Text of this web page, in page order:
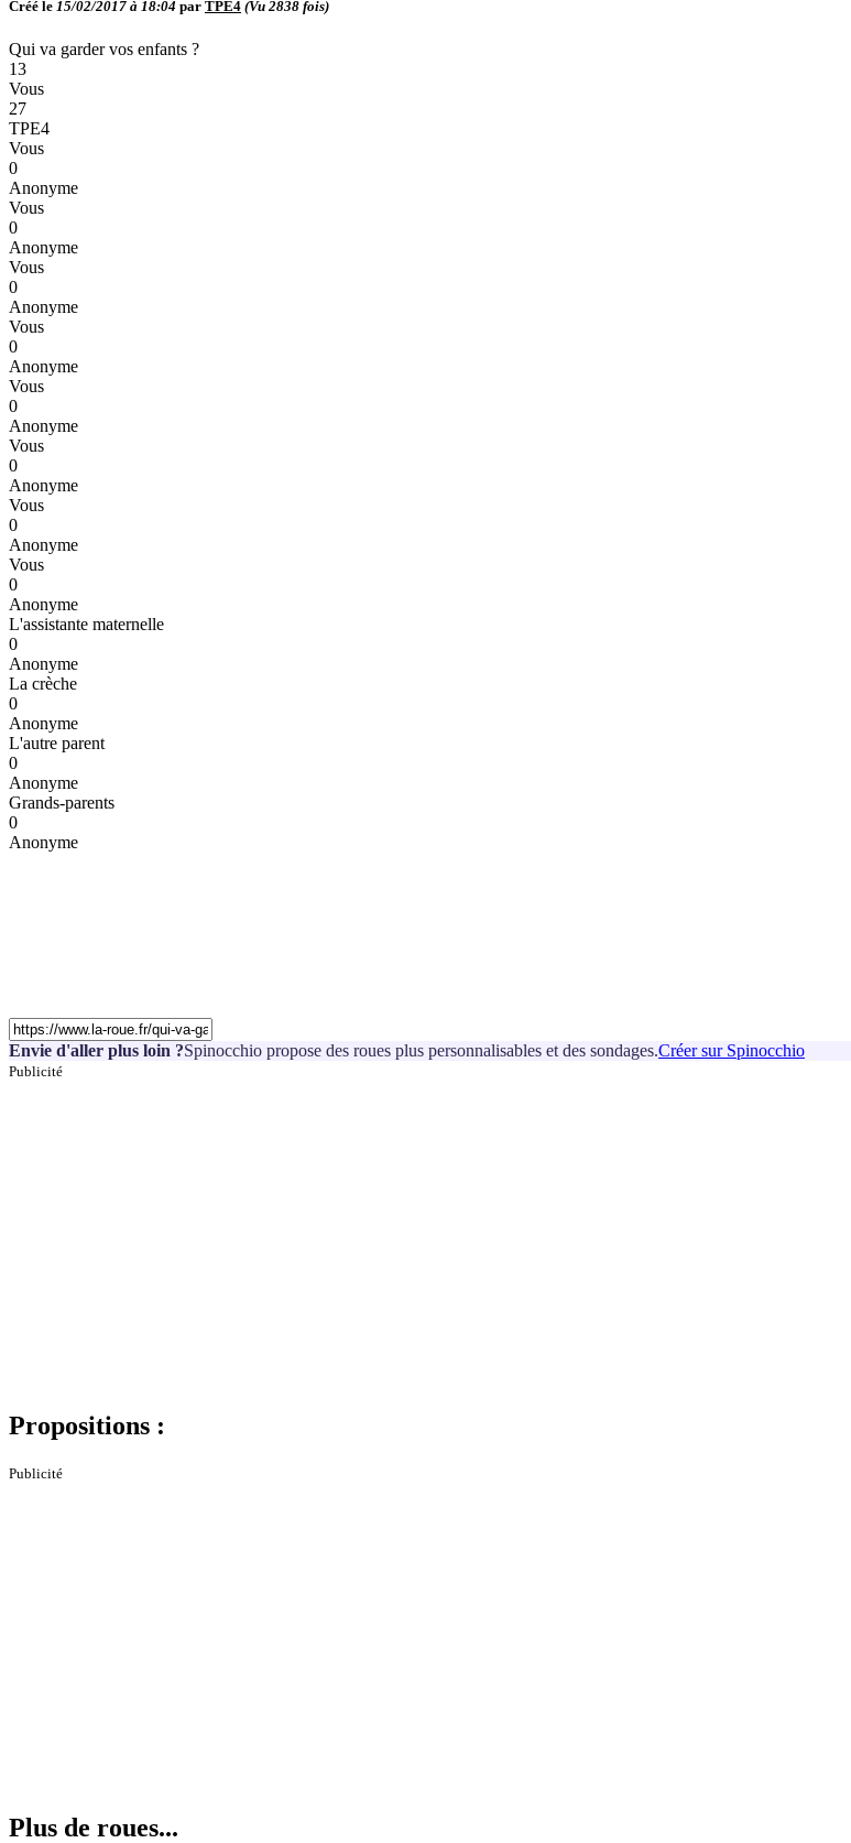
Créé le 15/02/2017 à 18:04 par TPE4 (Vu 2838 fois)
Qui va garder vos enfants ?
13
Vous
27
TPE4
Vous
0
Anonyme
Vous
0
Anonyme
Vous
0
Anonyme
Vous
0
Anonyme
Vous
0
Anonyme
Vous
0
Anonyme
Vous
0
Anonyme
Vous
0
Anonyme
L'assistante maternelle
0
Anonyme
La crèche
0
Anonyme
L'autre parent
0
Anonyme
Grands-parents
0
Anonyme
Envie d'aller plus loin ?Spinocchio propose des roues plus personnalisables et des sondages.Créer sur Spinocchio
Publicité
Propositions :
Publicité
Plus de roues...